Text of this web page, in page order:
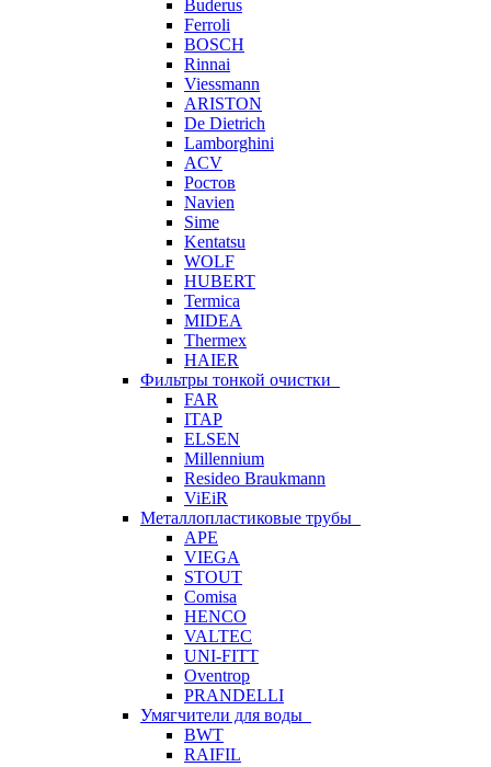
Buderus
Ferroli
BOSCH
Rinnai
Viessmann
ARISTON
De Dietrich
Lamborghini
ACV
Ростов
Navien
Sime
Kentatsu
WOLF
HUBERT
Termica
MIDEA
Thermex
HAIER
Фильтры тонкой очистки
FAR
ITAP
ELSEN
Millennium
Resideo Braukmann
ViEiR
Металлопластиковые трубы
APE
VIEGA
STOUT
Comisa
HENCO
VALTEC
UNI-FITT
Oventrop
PRANDELLI
Умягчители для воды
BWT
RAIFIL